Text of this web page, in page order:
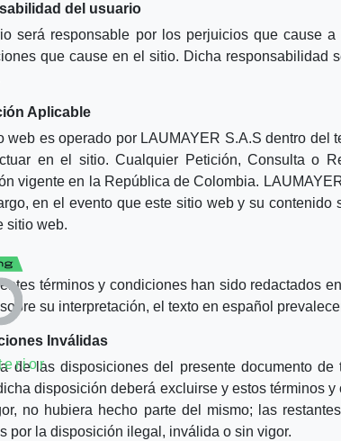
del usuario
será responsable por los perjuicios que cause
que cause en el sitio. Dicha responsabilidad
Aplicable
web es operado por LAUMAYER S.A.S dentro
en el sitio. Cualquier Petición, Consulta o
vigente en la República de Colombia.
en el evento que este sitio web y su
sitio web.
términos y condiciones han sido redactados
su interpretación, el texto en español
Inválidas
de las disposiciones del presente documento
disposición deberá excluirse y estos términos
no hubiera hecho parte del mismo; las
por la disposición ilegal, inválida o sin vigor.